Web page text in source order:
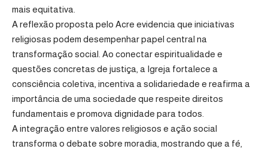
mais equitativa.
A reflexão proposta pelo Acre evidencia que iniciativas
religiosas podem desempenhar papel central na
transformação social. Ao conectar espiritualidade e
questões concretas de justiça, a Igreja fortalece a
consciência coletiva, incentiva a solidariedade e reafirma a
importância de uma sociedade que respeite direitos
fundamentais e promova dignidade para todos.
A integração entre valores religiosos e ação social
transforma o debate sobre moradia, mostrando que a fé,